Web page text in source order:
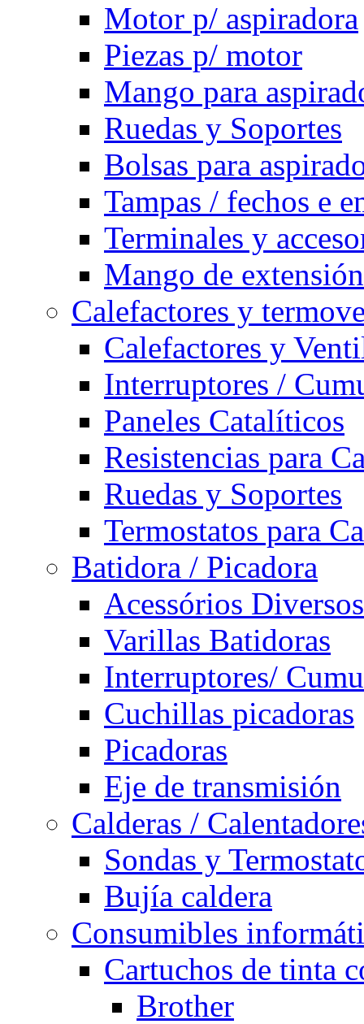
Motor p/ aspiradora
Piezas p/ motor
Mango para
Ruedas y Soportes
Bolsas para
Tampas / fechos e
Terminales y
Mango de
Calefactores y
Calefactores y
Interruptores /
Paneles Catalíticos
Resistencias para
Ruedas y Soportes
Termostatos para
Batidora / Picadora
Acessórios Diversos
Varillas Batidoras
Interruptores/
Cuchillas picadoras
Picadoras
Eje de transmisión
Calderas /
Sondas y
Bujía caldera
Consumibles
Cartuchos de tinta
Brother